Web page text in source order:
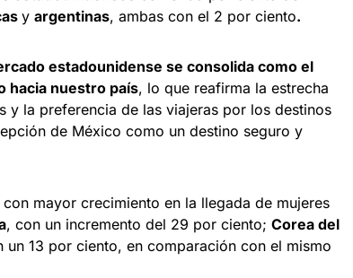
y argentinas, ambas con el 2 por ciento.
estadounidense se consolida como el
hacia nuestro país, lo que reafirma la estrecha
y la preferencia de las viajeras por los destinos
de México como un destino seguro y
mayor crecimiento en la llegada de mujeres
, con un incremento del 29 por ciento; Corea del
un 13 por ciento, en comparación con el mismo